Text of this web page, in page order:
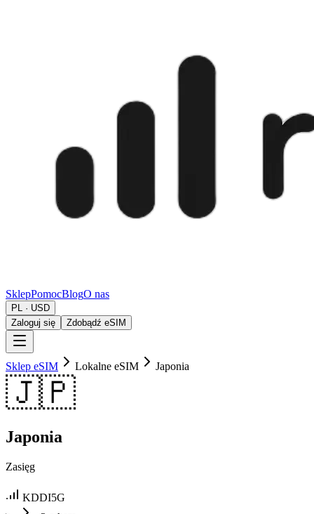
SklepPomocBlogO nas
PL · USD
Zaloguj się
Zdobądź eSIM
Sklep eSIM Lokalne eSIM Japonia
🇯🇵
Japonia
Zasięg
KDDI5G